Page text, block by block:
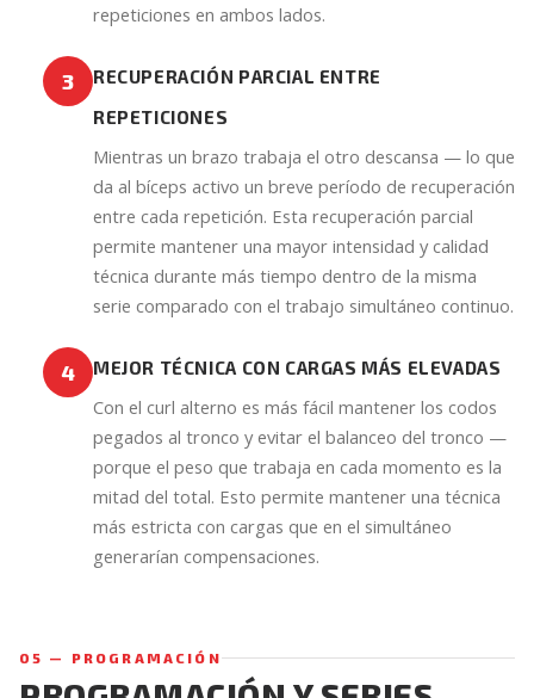
repeticiones en ambos lados.
3
RECUPERACIÓN PARCIAL ENTRE
REPETICIONES
Mientras un brazo trabaja el otro descansa — lo que
da al bíceps activo un breve período de recuperación
entre cada repetición. Esta recuperación parcial
permite mantener una mayor intensidad y calidad
técnica durante más tiempo dentro de la misma
serie comparado con el trabajo simultáneo continuo.
4 MEJOR TÉCNICA CON CARGAS MÁS ELEVADAS
Con el curl alterno es más fácil mantener los codos
pegados al tronco y evitar el balanceo del tronco —
porque el peso que trabaja en cada momento es la
mitad del total. Esto permite mantener una técnica
más estricta con cargas que en el simultáneo
generarían compensaciones.
05 — PROGRAMACIÓN